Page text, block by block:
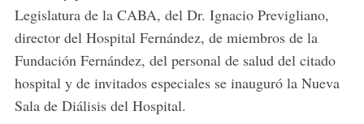
Legislatura de la CABA, del Dr. Ignacio Previgliano,
director del Hospital Fernández, de miembros de la
Fundación Fernández, del personal de salud del citado
hospital y de invitados especiales se inauguró la Nueva
Sala de Diálisis del Hospital.